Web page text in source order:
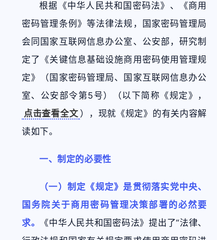
根据《中华人民共和国密码法》、《商用
密码管理条例》等法律法规，国家密码管理局
会同国家互联网信息办公室、公安部，研究制
定了《关键信息基础设施商用密码使用管理规
定》（国家密码管理局、国家互联网信息办公
室、公安部令第5号）（以下简称《规定》，
点击查看全文 ），现就《规定》的有关内容解
读如下。
一、制定的必要性
（一）制定《规定》是贯彻落实党中央、
国务院关于商用密码管理决策部署的必然要
求。
《中华人民共和国密码法》提出了“法律、